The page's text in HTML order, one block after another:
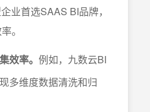
业首选SAAS BI品牌，
。
效率。 例如，九数云BI
多维度数据清洗和归